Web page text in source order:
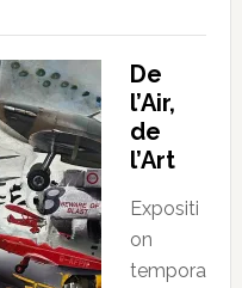
De
l’Air,
de
l’Art
Expositi
on
tempora